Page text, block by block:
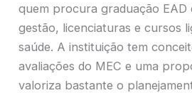
quem procura graduação EAD
gestão, licenciaturas e cursos
saúde. A instituição tem
avaliações do MEC e uma
valoriza bastante o